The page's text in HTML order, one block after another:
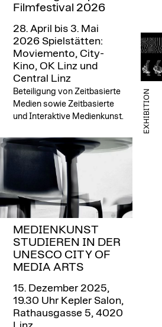
Filmfestival 2026
28. April bis 3. Mai
2026Spielstätten:
Moviemento, City-
Kino, OK Linz und
Central Linz
Beteiligung von Zeitbasierte
Medien sowie Zeitbasierte
und Interaktive Medienkunst.
EXHIBITION
MEDIENKUNST
STUDIEREN IN DER
UNESCO CITY OF
MEDIA ARTS
15. Dezember 2025,
19.30 UhrKepler Salon,
Rathausgasse 5, 4020